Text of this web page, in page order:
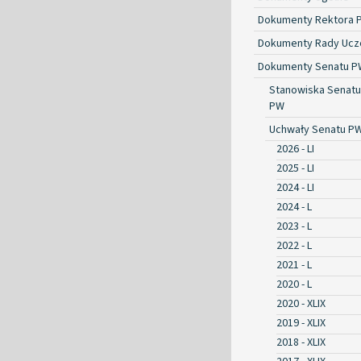
Dokumenty Rektora
Dokumenty Rady
Dokumenty Senatu
Stanowiska Senatu
PW
Uchwały Senatu
2026 - LI
2025 - LI
2024 - LI
2024 - L
2023 - L
2022 - L
2021 - L
2020 - L
2020 - XLIX
2019 - XLIX
2018 - XLIX